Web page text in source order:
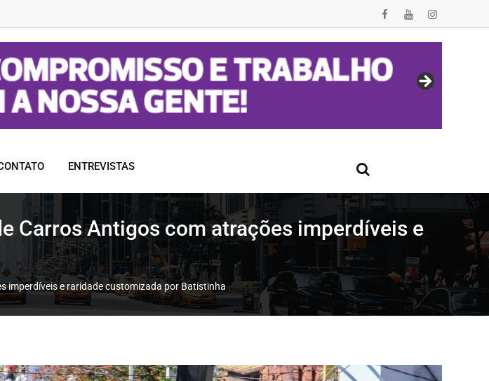
ENTREVISTAS
Carros Antigos com atrações imperdíveis e
imperdíveis e raridade customizada por Batistinha